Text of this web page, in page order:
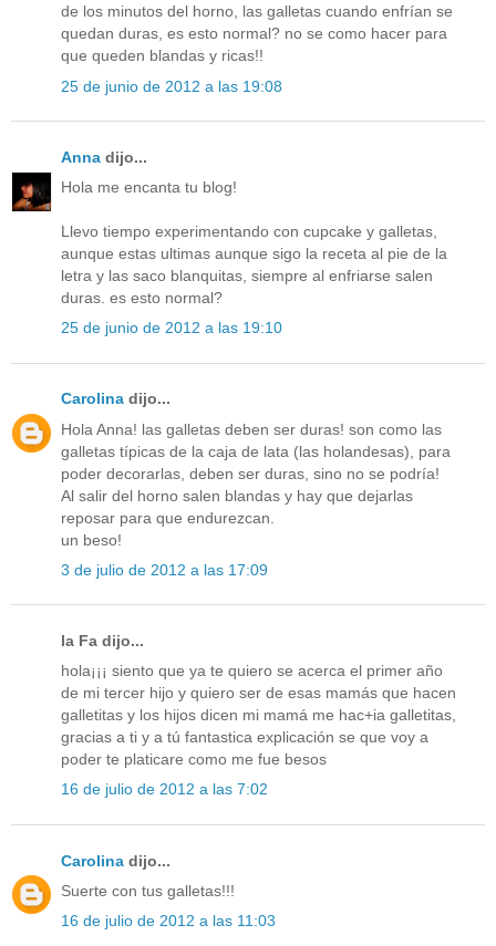
de los minutos del horno, las galletas cuando enfrían se
quedan duras, es esto normal? no se como hacer para
que queden blandas y ricas!!
25 de junio de 2012 a las 19:08
Anna dijo...
Hola me encanta tu blog!
Llevo tiempo experimentando con cupcake y galletas,
aunque estas ultimas aunque sigo la receta al pie de la
letra y las saco blanquitas, siempre al enfriarse salen
duras. es esto normal?
25 de junio de 2012 a las 19:10
Carolina dijo...
Hola Anna! las galletas deben ser duras! son como las
galletas típicas de la caja de lata (las holandesas), para
poder decorarlas, deben ser duras, sino no se podría!
Al salir del horno salen blandas y hay que dejarlas
reposar para que endurezcan.
un beso!
3 de julio de 2012 a las 17:09
la Fa dijo...
hola¡¡¡ siento que ya te quiero se acerca el primer año
de mi tercer hijo y quiero ser de esas mamás que hacen
galletitas y los hijos dicen mi mamá me hac+ia galletitas,
gracias a ti y a tú fantastica explicación se que voy a
poder te platicare como me fue besos
16 de julio de 2012 a las 7:02
Carolina dijo...
Suerte con tus galletas!!!
16 de julio de 2012 a las 11:03